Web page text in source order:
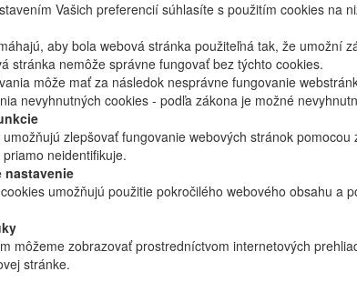
Vašich preferencií súhlasíte s použitím cookies na
aby bola webová stránka použiteľná tak, že umožní
stránka nemôže správne fungovať bez týchto cookies.
môže mať za následok nesprávne fungovanie
nevyhnutných cookies - podľa zákona je možné
zlepšovať fungovanie webových stránok
neidentifikuje.
nastavenie
umožňujú použitie pokročilého webového obsahu
môžeme zobrazovať prostredníctvom internetových
stránke.